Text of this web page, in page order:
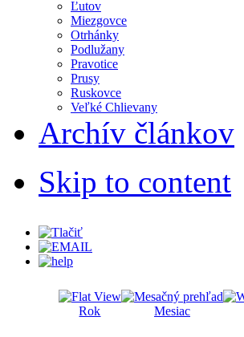
Ľutov
Miezgovce
Otrhánky
Podlužany
Pravotice
Prusy
Ruskovce
Veľké Chlievany
Archív článkov
Skip to content
Rok Mesiac